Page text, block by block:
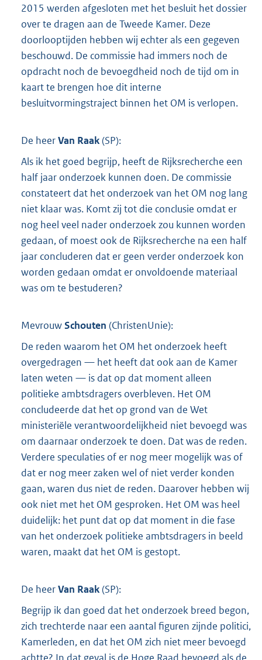
2015 werden afgesloten met het besluit het dossier
over te dragen aan de Tweede Kamer. Deze
doorlooptijden hebben wij echter als een gegeven
beschouwd. De commissie had immers noch de
opdracht noch de bevoegdheid noch de tijd om in
kaart te brengen hoe dit interne
besluitvormingstraject binnen het OM is verlopen.
De heerVan Raak(SP):
Als ik het goed begrijp, heeft de Rijksrecherche een
half jaar onderzoek kunnen doen. De commissie
constateert dat het onderzoek van het OM nog lang
niet klaar was. Komt zij tot die conclusie omdat er
nog heel veel nader onderzoek zou kunnen worden
gedaan, of moest ook de Rijksrecherche na een half
jaar concluderen dat er geen verder onderzoek kon
worden gedaan omdat er onvoldoende materiaal
was om te bestuderen?
MevrouwSchouten (ChristenUnie):
De reden waarom het OM het onderzoek heeft
overgedragen — het heeft dat ook aan de Kamer
laten weten — is dat op dat moment alleen
politieke ambtsdragers overbleven. Het OM
concludeerde dat het op grond van de Wet
ministeriële verantwoordelijkheid niet bevoegd was
om daarnaar onderzoek te doen. Dat was de reden.
Verdere speculaties of er nog meer mogelijk was of
dat er nog meer zaken wel of niet verder konden
gaan, waren dus niet de reden. Daarover hebben wij
ook niet met het OM gesproken. Het OM was heel
duidelijk: het punt dat op dat moment in die fase
van het onderzoek politieke ambtsdragers in beeld
waren, maakt dat het OM is gestopt.
De heerVan Raak(SP):
Begrijp ik dan goed dat het onderzoek breed begon,
zich trechterde naar een aantal figuren zijnde politici,
Kamerleden, en dat het OM zich niet meer bevoegd